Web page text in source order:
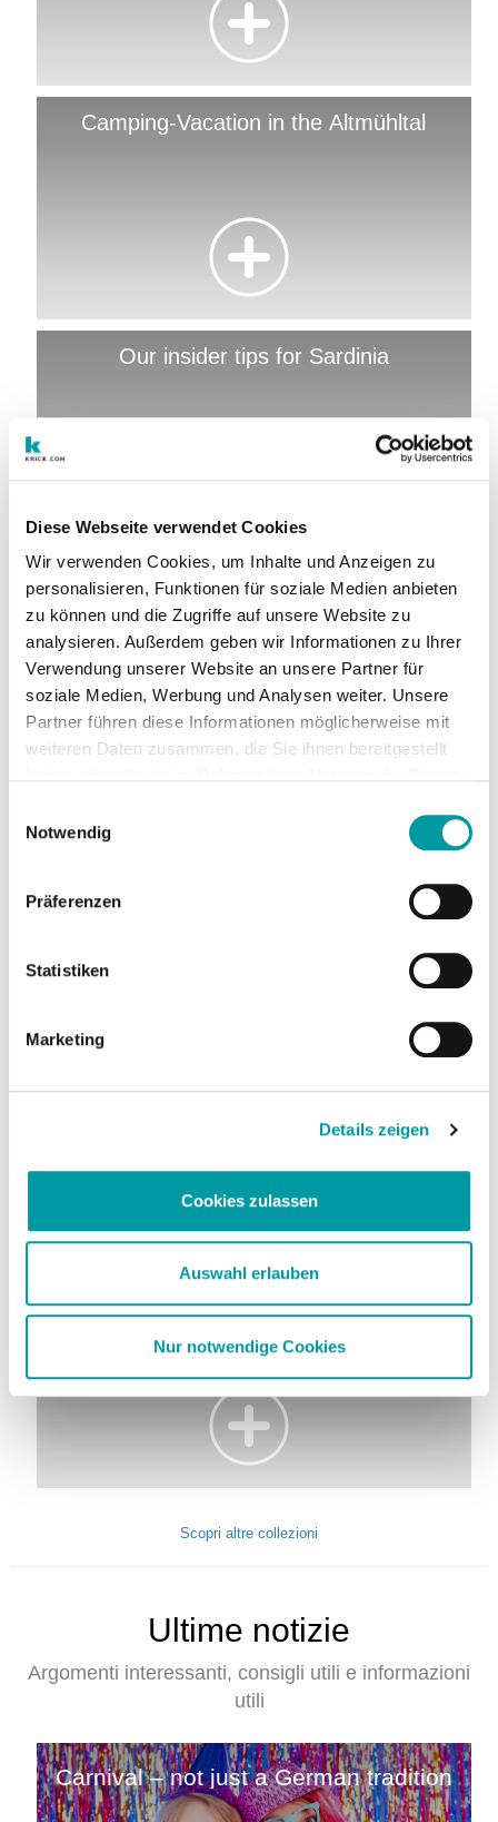
Diese Webseite verwendet Cookies
Wir verwenden Cookies, um Inhalte und Anzeigen zu
personalisieren, Funktionen für soziale Medien anbieten
zu können und die Zugriffe auf unsere Website zu
analysieren. Außerdem geben wir Informationen zu Ihrer
Verwendung unserer Website an unsere Partner für
soziale Medien, Werbung und Analysen weiter. Unsere
Partner führen diese Informationen möglicherweise mit
weiteren Daten zusammen, die Sie ihnen bereitgestellt
Notwendig
Präferenzen
Statistiken
Marketing
Details zeigen
Cookies zulassen
Auswahl erlauben
Nur notwendige Cookies
Camping-Vacation in the Altmühltal
Our insider tips for Sardinia
Outlet Shopping in Germany
Mobile World Congress 2019 in Shanghai
Scopri altre collezioni
Ultime notizie
Argomenti interessanti, consigli utili e informazioni
utili
Carnival – not just a German tradition